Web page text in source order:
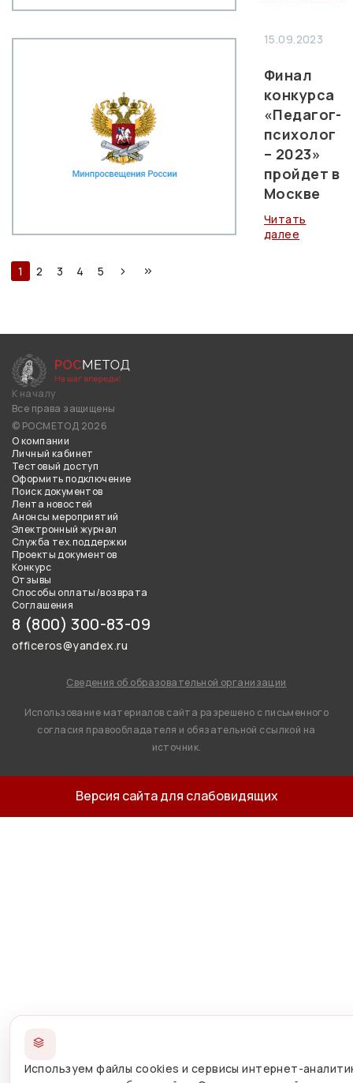
15.09.2023
Финал
конкурса
«Педагог-
психолог
– 2023»
пройдет в
Москве
Читать
далее
1 2 3 4 5
К началу
Все права защищены
© РОСМЕТОД 2026
О компании
Личный кабинет
Тестовый доступ
Оформить подключение
Поиск документов
Лента новостей
Анонсы мероприятий
Электронный журнал
Служба тех.поддержки
Проекты документов
Конкурс
Отзывы
Способы оплаты/возврата
Соглашения
8 (800) 300-83-09
officeros@yandex.ru
Сведения об образовательной организации
Использование материалов сайта разрешено с письменного
согласия правообладателя и обязательной ссылкой на
источник.
Версия сайта для слабовидящих
Используем файлы cookies и сервисы интернет-